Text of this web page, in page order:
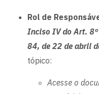
Rol de
Inciso IV do Art.
84, de 22 de abril
tópico:
Acesse o